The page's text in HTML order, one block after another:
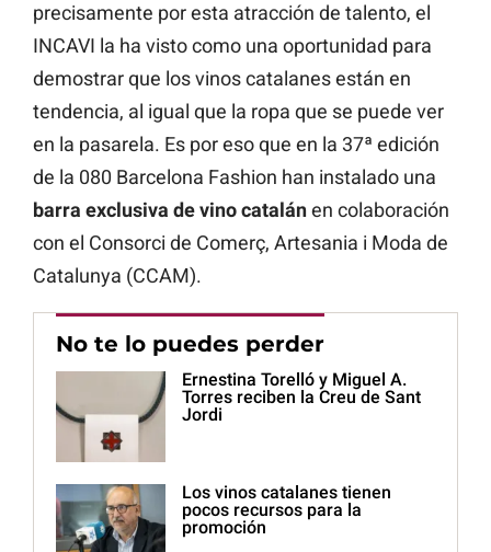
precisamente por esta atracción de talento, el
INCAVI la ha visto como una oportunidad para
demostrar que los vinos catalanes están en
tendencia, al igual que la ropa que se puede ver
en la pasarela. Es por eso que en la 37ª edición
de la 080 Barcelona Fashion han instalado una
barra exclusiva de vino catalánen colaboración
con el Consorci de Comerç, Artesania i Moda de
Catalunya (CCAM).
No te lo puedes perder
Ernestina Torelló y Miguel A.
Torres reciben la Creu de Sant
Jordi
Los vinos catalanes tienen
pocos recursos para la
promoción